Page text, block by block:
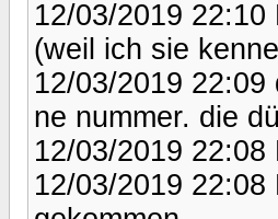
12/03/2019
(weil ich sie
12/03/2019
ne nummer. die
12/03/2019
12/03/2019